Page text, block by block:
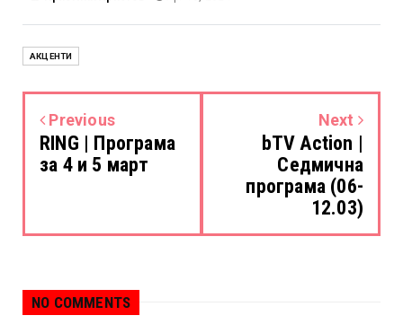
АКЦЕНТИ
Previous
RING | Програма
за 4 и 5 март
Next
bTV Action |
Седмична
програма (06-
12.03)
NO COMMENTS